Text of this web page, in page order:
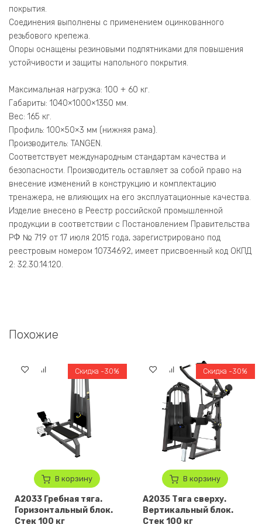
покрытия.
Соединения выполнены с применением оцинкованного
резьбового крепежа.
Опоры оснащены резиновыми подпятниками для повышения
устойчивости и защиты напольного покрытия.
Максимальная нагрузка: 100 + 60 кг.
Габариты: 1040×1000×1350 мм.
Вес: 165 кг.
Профиль: 100×50×3 мм (нижняя рама).
Производитель: TANGEN.
Соответствует международным стандартам качества и
безопасности. Производитель оставляет за собой право на
внесение изменений в конструкцию и комплектацию
тренажера, не влияющих на его эксплуатационные качества.
Изделие внесено в Реестр российской промышленной
продукции в соответствии с Постановлением Правительства
РФ № 719 от 17 июля 2015 года, зарегистрировано под
реестровым номером 10734692, имеет присвоенный код ОКПД
2: 32.30.14.120.
Похожие
В корзину
Скидка -30%
A2033 Гребная тяга.
Горизонтальный блок.
Стек 100 кг
В корзину
Скидка -30%
A2035 Тяга сверху.
Вертикальный блок.
Стек 100 кг